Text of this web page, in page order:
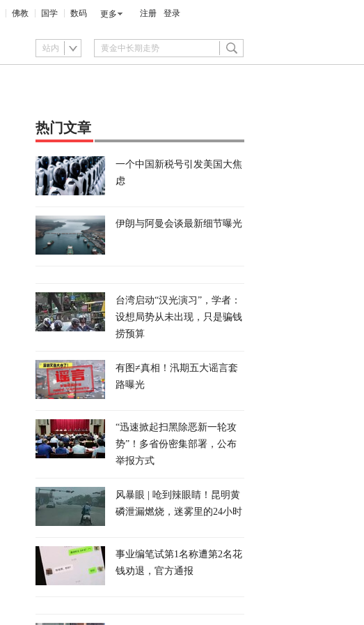
佛教 国学 数码 更多 注册 登录
站内
调重弹还是旧瓶新酒
霍尔木兹海峡谈判再迎关
键节点
热门文章
一个中国新税号引发美国大焦
虑
伊朗与阿曼会谈最新细节曝光
台湾启动“汉光演习”，学者：
设想局势从未出现，只是骗钱
捞预算
有图≠真相！汛期五大谣言套
路曝光
“迅速掀起扫黑除恶新一轮攻
势”！多省份密集部署，公布
举报方式
风暴眼 | 呛到辣眼睛！昆明黄
磷泄漏燃烧，迷雾里的24小时
事业编笔试第1名称遭第2名花
钱劝退，官方通报